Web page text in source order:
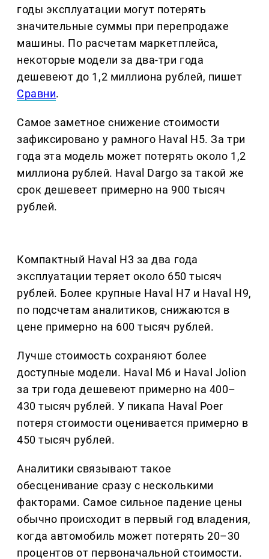
годы эксплуатации могут потерять
значительные суммы при перепродаже
машины. По расчетам маркетплейса,
некоторые модели за два-три года
дешевеют до 1,2 миллиона рублей, пишет
Сравни.
Самое заметное снижение стоимости
зафиксировано у рамного Haval H5. За три
года эта модель может потерять около 1,2
миллиона рублей. Haval Dargo за такой же
срок дешевеет примерно на 900 тысяч
рублей.
Компактный Haval H3 за два года
эксплуатации теряет около 650 тысяч
рублей. Более крупные Haval H7 и Haval H9,
по подсчетам аналитиков, снижаются в
цене примерно на 600 тысяч рублей.
Лучше стоимость сохраняют более
доступные модели. Haval M6 и Haval Jolion
за три года дешевеют примерно на 400–
430 тысяч рублей. У пикапа Haval Poer
потеря стоимости оценивается примерно в
450 тысяч рублей.
Аналитики связывают такое
обесценивание сразу с несколькими
факторами. Самое сильное падение цены
обычно происходит в первый год владения,
когда автомобиль может потерять 20–30
процентов от первоначальной стоимости.